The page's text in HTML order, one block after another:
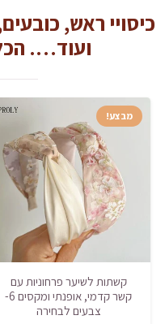
כיסויי ראש,
ועוד….
מבצע!
קשתות לשיער פרחוניות עם
קשר קדמי, אופנתי ומקסים 6-
צבעים לבחירה